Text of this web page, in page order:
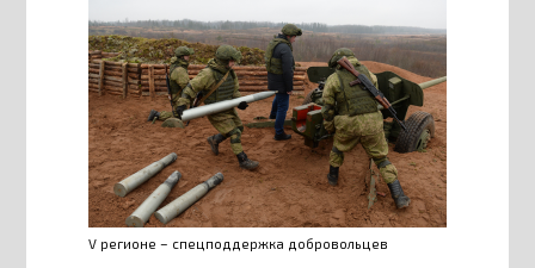
V регионе – спецподдержка добровольцев